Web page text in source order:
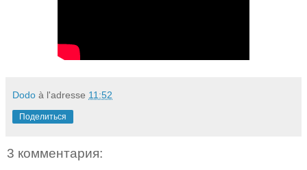
Dodo à l'adresse 11:52
Поделиться
3 комментария: